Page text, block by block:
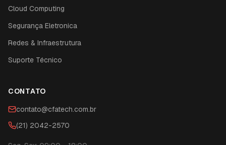
Cloud Computing
Segurança Eletronica
Redes & Infraestrutura
Suporte Técnico
CONTATO
contato@cfatech.com.br
(21) 2042-2570